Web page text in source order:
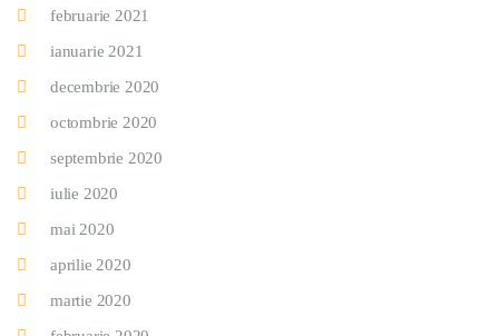
februarie 2021
ianuarie 2021
decembrie 2020
octombrie 2020
septembrie 2020
iulie 2020
mai 2020
aprilie 2020
martie 2020